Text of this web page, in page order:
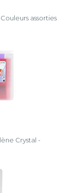
assorties
Crystal -